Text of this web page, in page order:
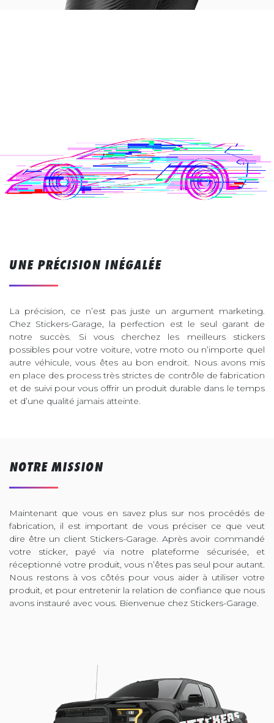
UNE PRÉCISION INÉGALÉE
La précision, ce n’est pas juste un argument marketing.
Chez Stickers-Garage, la perfection est le seul garant de
notre succès. Si vous cherchez les meilleurs stickers
possibles pour votre voiture, votre moto ou n’importe quel
autre véhicule, vous êtes au bon endroit. Nous avons mis
en place des process très strictes de contrôle de fabrication
et de suivi pour vous offrir un produit durable dans le temps
et d’une qualité jamais atteinte.
NOTRE MISSION
Maintenant que vous en savez plus sur nos procédés de
fabrication, il est important de vous préciser ce que veut
dire être un client Stickers-Garage. Après avoir commandé
votre sticker, payé via notre plateforme sécurisée, et
réceptionné votre produit, vous n’êtes pas seul pour autant.
Nous restons à vos côtés pour vous aider à utiliser votre
produit, et pour entretenir la relation de confiance que nous
avons instauré avec vous. Bienvenue chez Stickers-Garage.